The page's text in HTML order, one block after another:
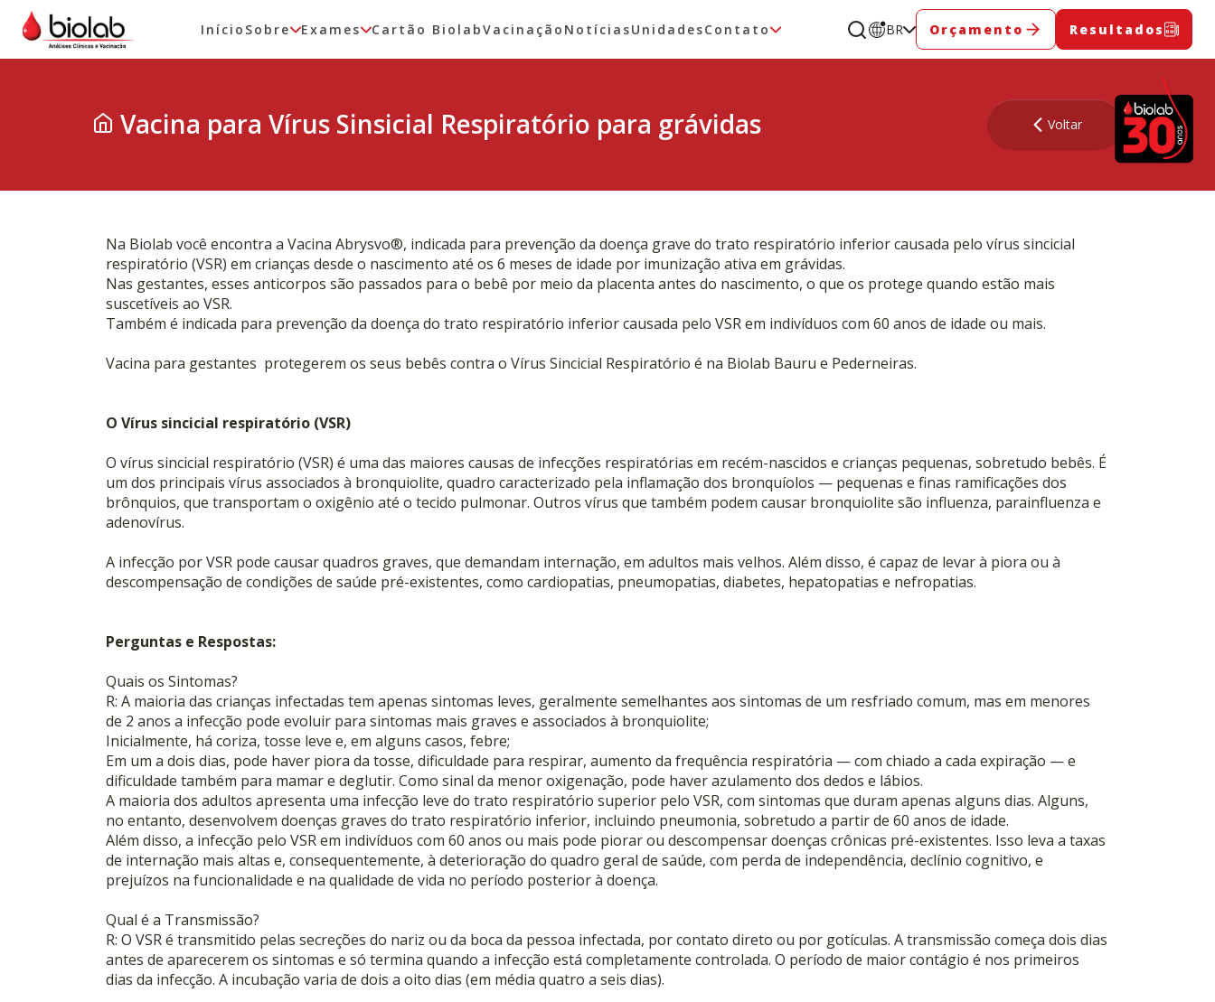
Início Sobre Exames Cartão BiolabVacinação NotíciasUnidadesContato BR Orçamento Resultados
Vacina para Vírus Sinsicial Respiratório para grávidas Voltar
Na Biolab você encontra a Vacina Abrysvo®, indicada para prevenção da doença grave do trato respiratório inferior causada pelo vírus sincicial
respiratório (VSR) em crianças desde o nascimento até os 6 meses de idade por imunização ativa em grávidas.
Nas gestantes, esses anticorpos são passados para o bebê por meio da placenta antes do nascimento, o que os protege quando estão mais
suscetíveis ao VSR.
Também é indicada para prevenção da doença do trato respiratório inferior causada pelo VSR em indivíduos com 60 anos de idade ou mais.
Vacina para gestantes protegerem os seus bebês contra o Vírus Sincicial Respiratório é na Biolab Bauru e Pederneiras.
O Vírus sincicial respiratório (VSR)
O vírus sincicial respiratório (VSR) é uma das maiores causas de infecções respiratórias em recém-nascidos e crianças pequenas, sobretudo bebês. É
um dos principais vírus associados à bronquiolite, quadro caracterizado pela inflamação dos bronquíolos — pequenas e finas ramificações dos
brônquios, que transportam o oxigênio até o tecido pulmonar. Outros vírus que também podem causar bronquiolite são influenza, parainfluenza e
adenovírus.
A infecção por VSR pode causar quadros graves, que demandam internação, em adultos mais velhos. Além disso, é capaz de levar à piora ou à
descompensação de condições de saúde pré-existentes, como cardiopatias, pneumopatias, diabetes, hepatopatias e nefropatias.
Perguntas e Respostas:
Quais os Sintomas?
R: A maioria das crianças infectadas tem apenas sintomas leves, geralmente semelhantes aos sintomas de um resfriado comum, mas em menores
de 2 anos a infecção pode evoluir para sintomas mais graves e associados à bronquiolite;
Inicialmente, há coriza, tosse leve e, em alguns casos, febre;
Em um a dois dias, pode haver piora da tosse, dificuldade para respirar, aumento da frequência respiratória — com chiado a cada expiração — e
dificuldade também para mamar e deglutir. Como sinal da menor oxigenação, pode haver azulamento dos dedos e lábios.
A maioria dos adultos apresenta uma infecção leve do trato respiratório superior pelo VSR, com sintomas que duram apenas alguns dias. Alguns,
no entanto, desenvolvem doenças graves do trato respiratório inferior, incluindo pneumonia, sobretudo a partir de 60 anos de idade.
Além disso, a infecção pelo VSR em indivíduos com 60 anos ou mais pode piorar ou descompensar doenças crônicas pré-existentes. Isso leva a taxas
de internação mais altas e, consequentemente, à deterioração do quadro geral de saúde, com perda de independência, declínio cognitivo, e
prejuízos na funcionalidade e na qualidade de vida no período posterior à doença.
Qual é a Transmissão?
R: O VSR é transmitido pelas secreções do nariz ou da boca da pessoa infectada, por contato direto ou por gotículas. A transmissão começa dois dias
antes de aparecerem os sintomas e só termina quando a infecção está completamente controlada. O período de maior contágio é nos primeiros
dias da infecção. A incubação varia de dois a oito dias (em média quatro a seis dias).